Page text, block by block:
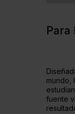
Para
mundo,
fuente